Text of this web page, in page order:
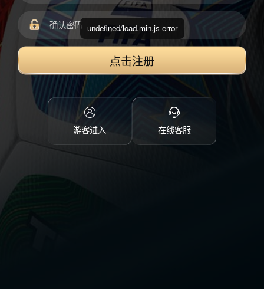
点击注册
游客进入 在线客服
undefined/load.min.js error